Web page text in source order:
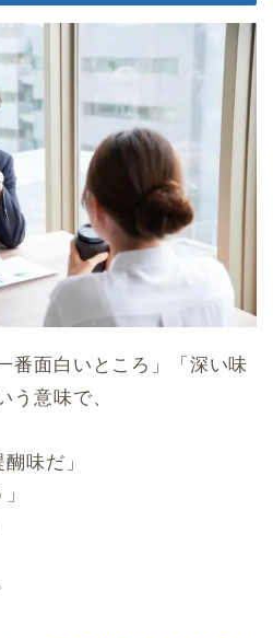
番面白いところ」「深い味
う意味で、
味だ」